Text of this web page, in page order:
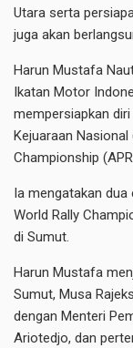
Utara serta
juga akan
Harun Mustafa
Ikatan Motor
mempersiapkan
Kejuaraan
Championship
Ia mengatakan dua
World Rally
di Sumut.
Harun Mustafa
Sumut, Musa
dengan Menteri
Ariotedjo, dan